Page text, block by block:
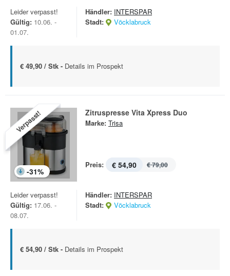
Leider verpasst!
Gültig: 10.06. -
01.07.
Händler: INTERSPAR
Stadt:
Vöcklabruck
€ 49,90 / Stk - Details im Prospekt
Verpasst!
-31%
Zitruspresse Vita Xpress Duo
Marke: Trisa
Preis: € 54,90 € 79,00
Leider verpasst!
Gültig: 17.06. -
08.07.
Händler: INTERSPAR
Stadt:
Vöcklabruck
€ 54,90 / Stk - Details im Prospekt